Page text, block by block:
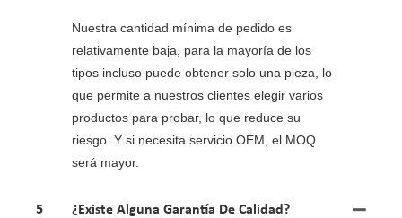
Nuestra cantidad mínima de pedido es
relativamente baja, para la mayoría de los
tipos incluso puede obtener solo una pieza, lo
que permite a nuestros clientes elegir varios
productos para probar, lo que reduce su
riesgo. Y si necesita servicio OEM, el MOQ
será mayor.
5 ¿Existe Alguna Garantía De Calidad?